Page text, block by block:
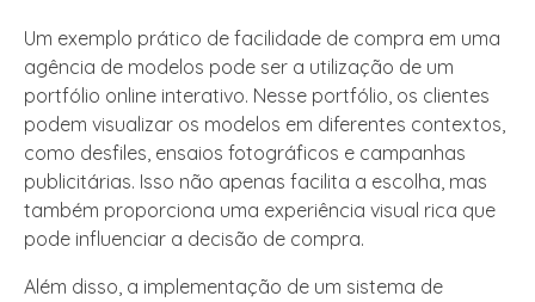
Um exemplo prático de facilidade de compra em uma
agência de modelos pode ser a utilização de um
portfólio online interativo. Nesse portfólio, os clientes
podem visualizar os modelos em diferentes contextos,
como desfiles, ensaios fotográficos e campanhas
publicitárias. Isso não apenas facilita a escolha, mas
também proporciona uma experiência visual rica que
pode influenciar a decisão de compra.
Além disso, a implementação de um sistema de